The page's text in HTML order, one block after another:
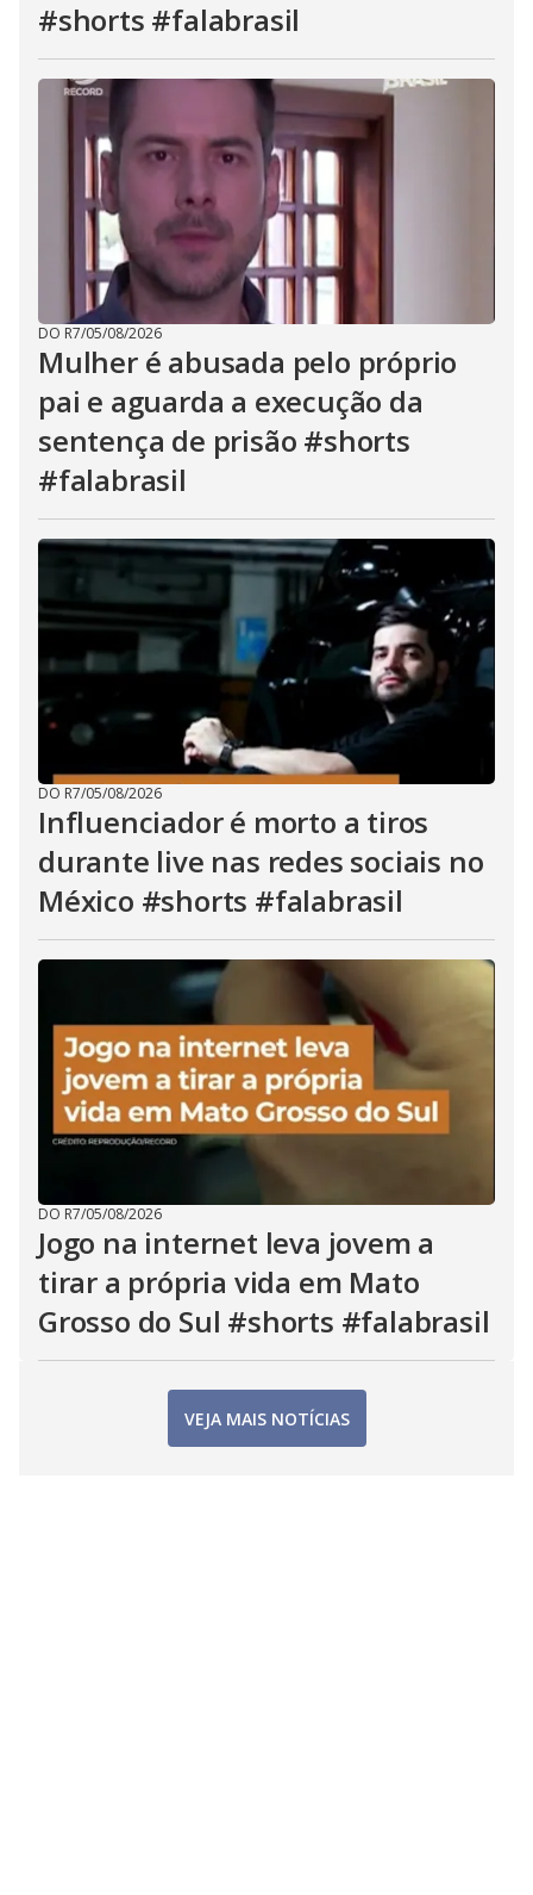
#shorts #falabrasil
DO R7/05/08/2026
Mulher é abusada pelo próprio
pai e aguarda a execução da
sentença de prisão #shorts
#falabrasil
DO R7/05/08/2026
Influenciador é morto a tiros
durante live nas redes sociais no
México #shorts #falabrasil
DO R7/05/08/2026
Jogo na internet leva jovem a
tirar a própria vida em Mato
Grosso do Sul #shorts #falabrasil
VEJA MAIS NOTÍCIAS